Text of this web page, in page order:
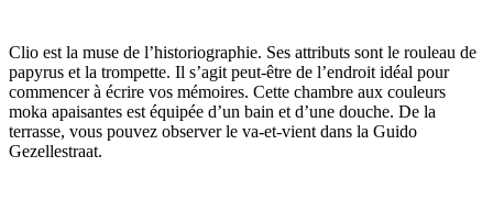
Clio est la muse de l’historiographie. Ses attributs sont le rouleau de
papyrus et la trompette. Il s’agit peut-être de l’endroit idéal pour
commencer à écrire vos mémoires. Cette chambre aux couleurs
moka apaisantes est équipée d’un bain et d’une douche. De la
terrasse, vous pouvez observer le va-et-vient dans la Guido
Gezellestraat.